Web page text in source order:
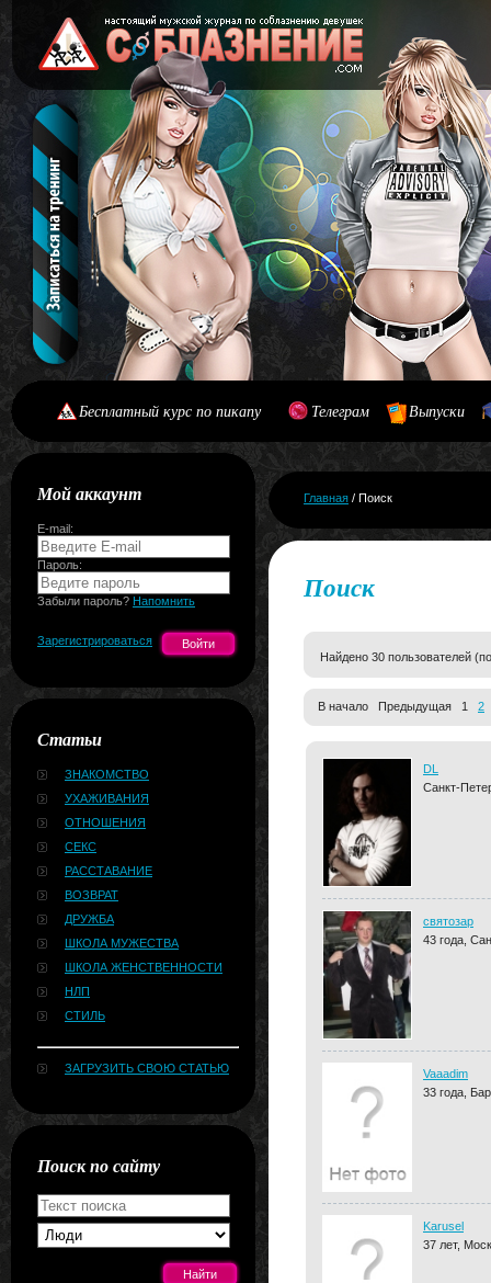
Бесплатный курс по пикапу Телеграм Выпуски
Мой аккаунт
E-mail:
Пароль:
Забыли пароль? Напомнить
Зарегистрироваться
Статьи
ЗНАКОМСТВО
УХАЖИВАНИЯ
ОТНОШЕНИЯ
СЕКС
РАССТАВАНИЕ
ВОЗВРАТ
ДРУЖБА
ШКОЛА МУЖЕСТВА
ШКОЛА ЖЕНСТВЕННОСТИ
НЛП
СТИЛЬ
ЗАГРУЗИТЬ СВОЮ СТАТЬЮ
Поиск по сайту
Главная / Поиск
Поиск
Найдено 30 пользователей
В начало Предыдущая 1 2
DL
Санкт-
святозар
43 года,
Vaaadim
33 года,
Karusel
37 лет,